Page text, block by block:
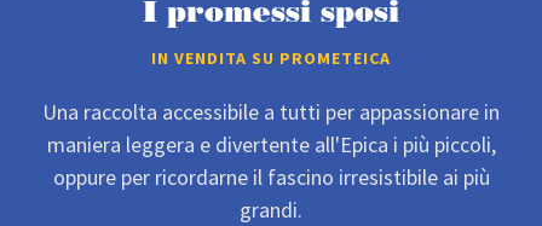
I promessi sposi
IN VENDITA SU PROMETEICA
Una raccolta accessibile a tutti per appassionare in
maniera leggera e divertente all'Epica i più piccoli,
oppure per ricordarne il fascino irresistibile ai più
grandi.